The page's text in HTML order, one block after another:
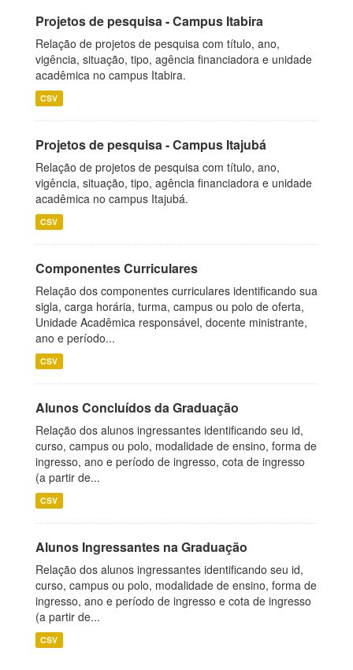
Projetos de pesquisa - Campus Itabira
Relação de projetos de pesquisa com título, ano,
vigência, situação, tipo, agência financiadora e unidade
acadêmica no campus Itabira.
CSV
Projetos de pesquisa - Campus Itajubá
Relação de projetos de pesquisa com título, ano,
vigência, situação, tipo, agência financiadora e unidade
acadêmica no campus Itajubá.
CSV
Componentes Curriculares
Relação dos componentes curriculares identificando sua
sigla, carga horária, turma, campus ou polo de oferta,
Unidade Acadêmica responsável, docente ministrante,
ano e período...
CSV
Alunos Concluídos da Graduação
Relação dos alunos ingressantes identificando seu id,
curso, campus ou polo, modalidade de ensino, forma de
ingresso, ano e período de ingresso, cota de ingresso
(a partir de...
CSV
Alunos Ingressantes na Graduação
Relação dos alunos ingressantes identificando seu id,
curso, campus ou polo, modalidade de ensino, forma de
ingresso, ano e período de ingresso e cota de ingresso
(a partir de...
CSV